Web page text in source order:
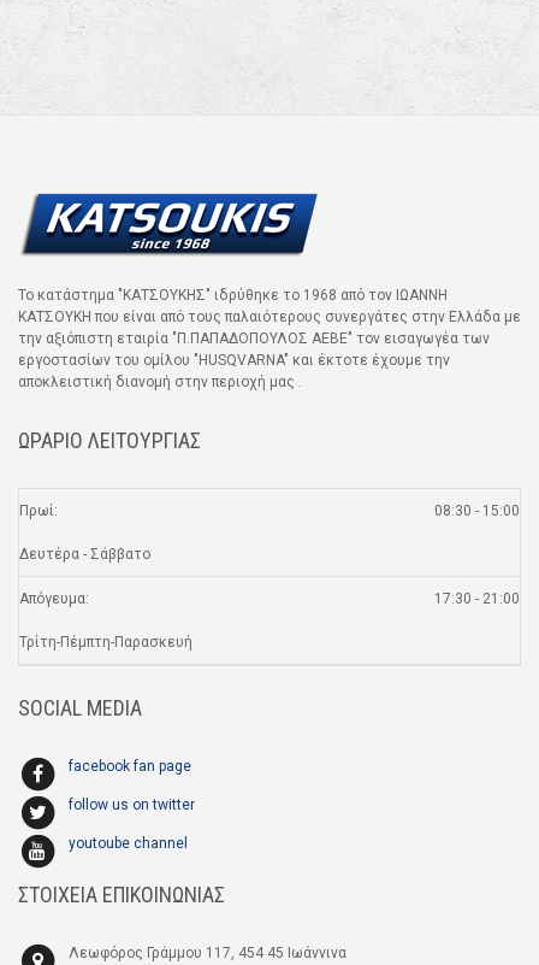
Το κατάστημα "ΚΑΤΣΟΥΚΗΣ" ιδρύθηκε το 1968 από τον ΙΩΑΝΝΗ
ΚΑΤΣΟΥΚΗ που είναι από τους παλαιότερους συνεργάτες στην Ελλάδα με
την αξιόπιστη εταιρία "Π.ΠΑΠΑΔΟΠΟΥΛΟΣ ΑΕΒΕ" τον εισαγωγέα των
εργοστασίων του ομίλου "HUSQVARNA" και έκτοτε έχουμε την
αποκλειστική διανομή στην περιοχή μας .
ΩΡΑΡΙΟ ΛΕΙΤΟΥΡΓΙΑΣ
Πρωί:
Δευτέρα - Σάββατο
08:30 - 15:00
Απόγευμα:
Τρίτη-Πέμπτη-Παρασκευή
17:30 - 21:00
SOCIAL MEDIA
facebook fan page
follow us on twitter
youtoube channel
ΣΤΟΙΧΕΙΑ ΕΠΙΚΟΙΝΩΝΙΑΣ
Λεωφόρος Γράμμου 117, 454 45 Ιωάννινα